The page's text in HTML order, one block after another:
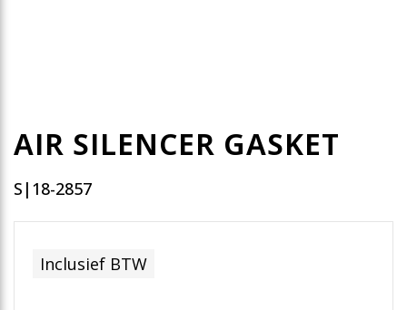
AIR SILENCER GASKET
S|18-2857
Inclusief BTW